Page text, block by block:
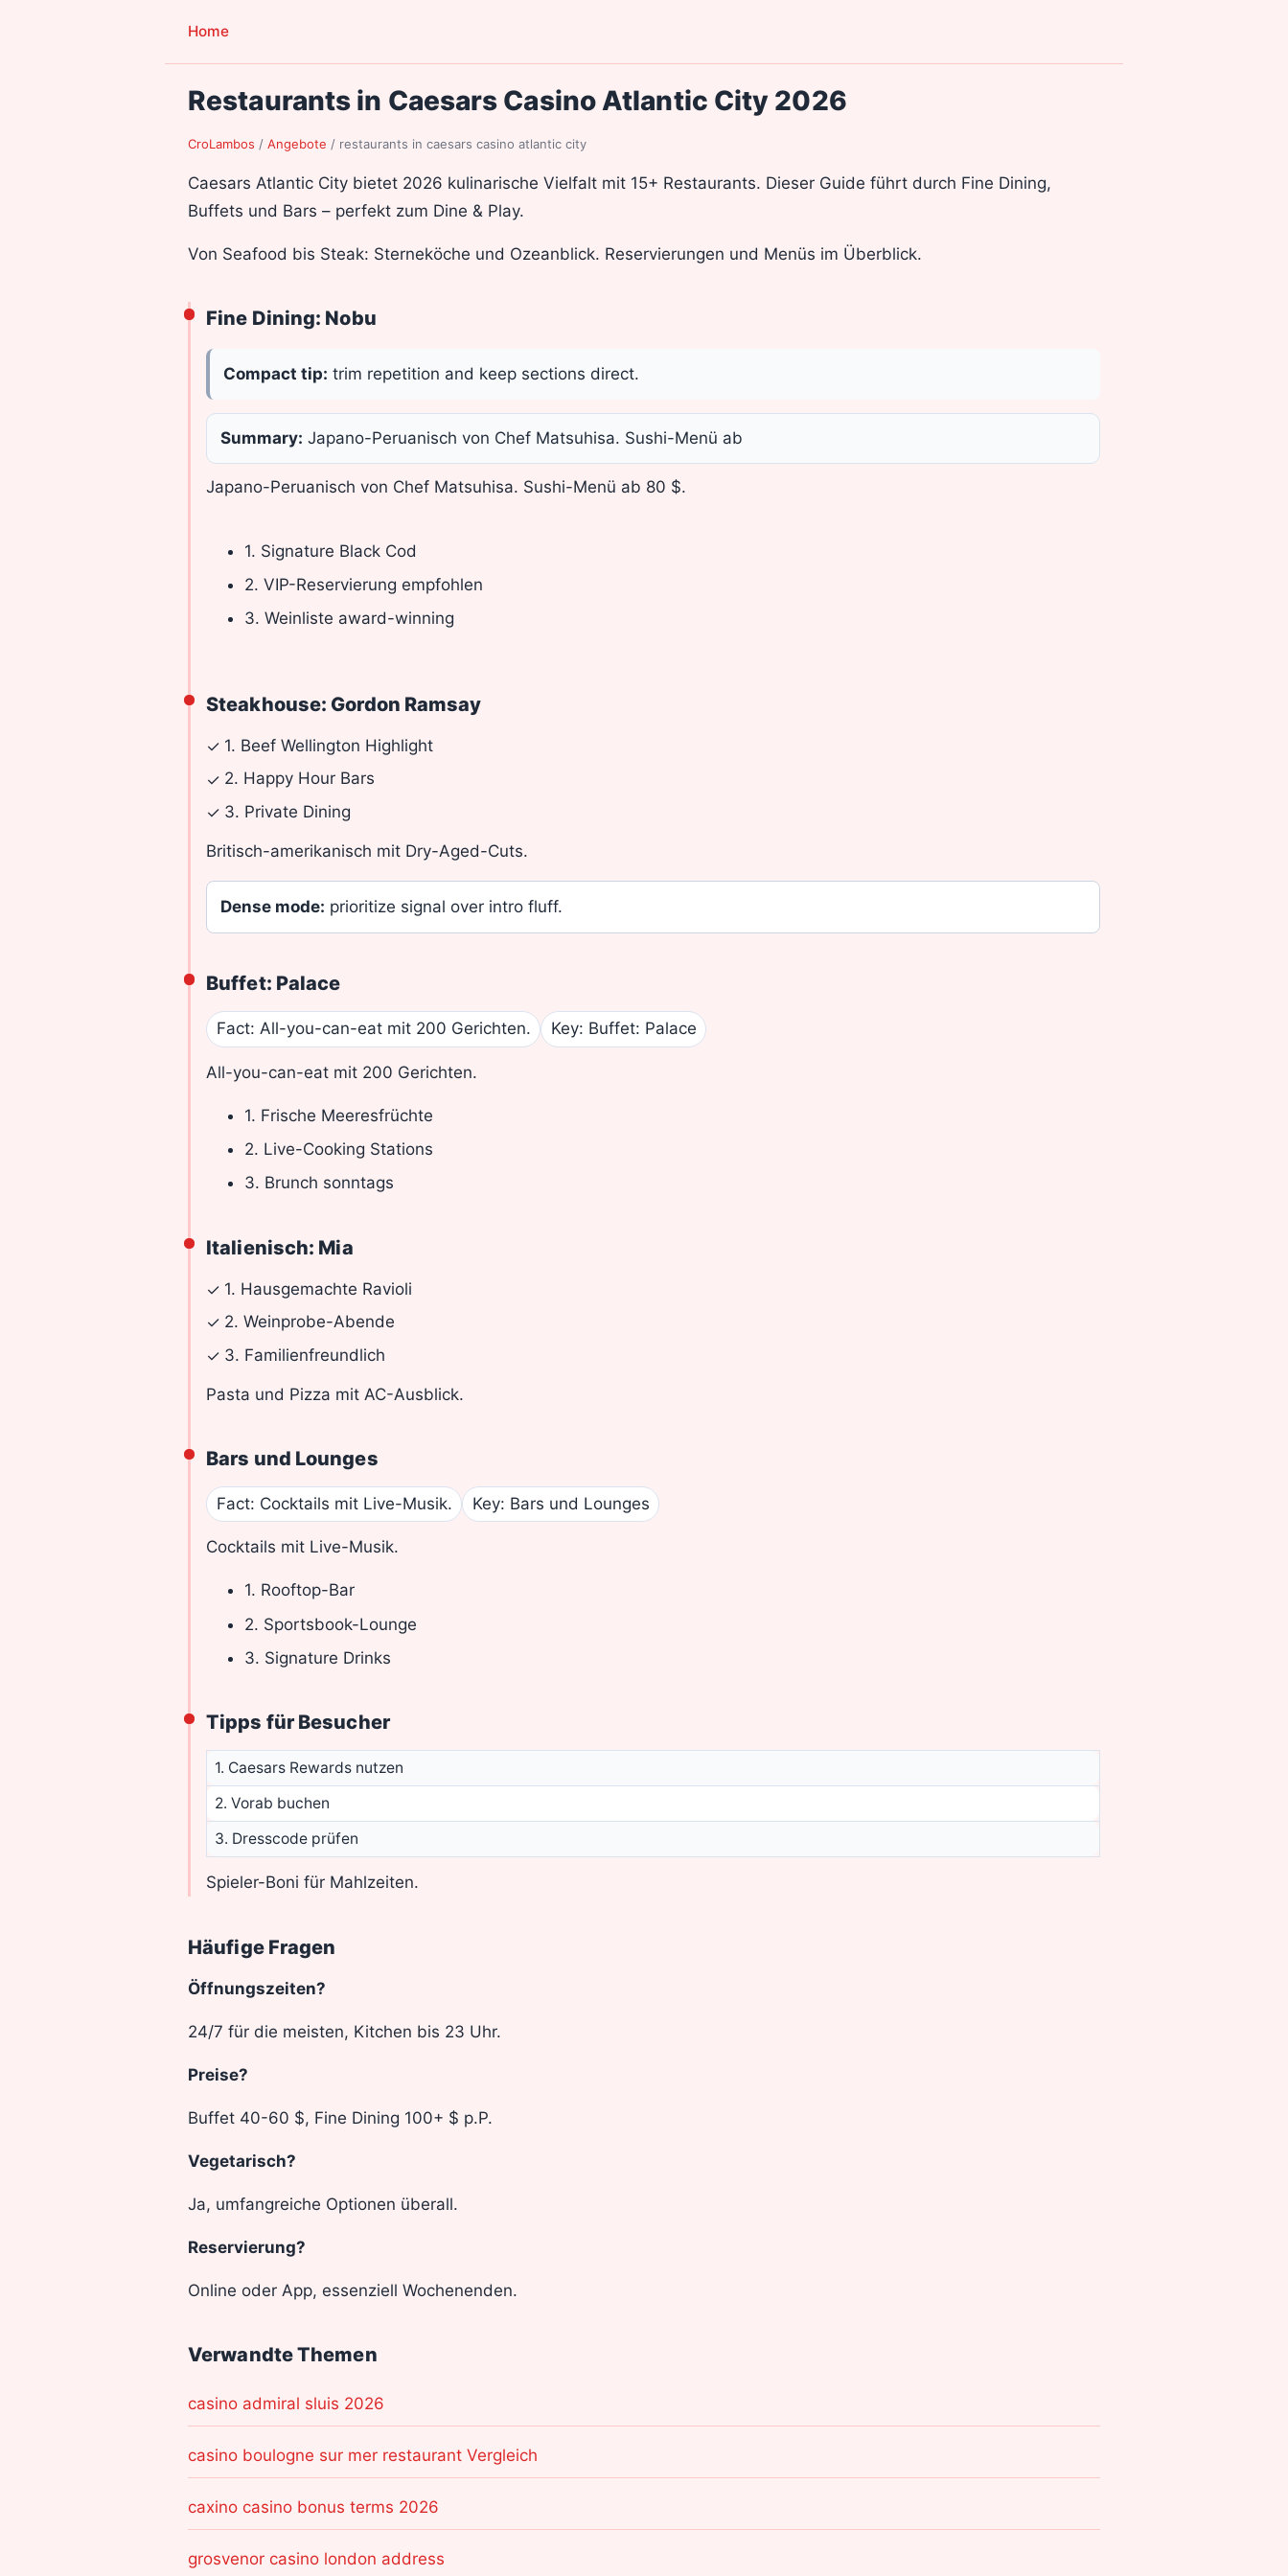
Home
Restaurants in Caesars Casino Atlantic City 2026
CroLambos / Angebote / restaurants in caesars casino atlantic city
Caesars Atlantic City bietet 2026 kulinarische Vielfalt mit 15+ Restaurants. Dieser Guide führt durch Fine Dining,
Buffets und Bars – perfekt zum Dine & Play.
Von Seafood bis Steak: Sterneköche und Ozeanblick. Reservierungen und Menüs im Überblick.
Fine Dining: Nobu
Compact tip: trim repetition and keep sections direct.
Summary: Japano-Peruanisch von Chef Matsuhisa. Sushi-Menü ab
Japano-Peruanisch von Chef Matsuhisa. Sushi-Menü ab 80 $.
1. Signature Black Cod
2. VIP-Reservierung empfohlen
3. Weinliste award-winning
Steakhouse: Gordon Ramsay
✓ 1. Beef Wellington Highlight
✓ 2. Happy Hour Bars
✓ 3. Private Dining
Britisch-amerikanisch mit Dry-Aged-Cuts.
Dense mode: prioritize signal over intro fluff.
Buffet: Palace
Fact: All-you-can-eat mit 200 Gerichten. Key: Buffet: Palace
All-you-can-eat mit 200 Gerichten.
1. Frische Meeresfrüchte
2. Live-Cooking Stations
3. Brunch sonntags
Italienisch: Mia
✓ 1. Hausgemachte Ravioli
✓ 2. Weinprobe-Abende
✓ 3. Familienfreundlich
Pasta und Pizza mit AC-Ausblick.
Bars und Lounges
Fact: Cocktails mit Live-Musik. Key: Bars und Lounges
Cocktails mit Live-Musik.
1. Rooftop-Bar
2. Sportsbook-Lounge
3. Signature Drinks
Tipps für Besucher
1. Caesars Rewards nutzen
2. Vorab buchen
3. Dresscode prüfen
Spieler-Boni für Mahlzeiten.
Häufige Fragen
Öffnungszeiten?
24/7 für die meisten, Kitchen bis 23 Uhr.
Preise?
Buffet 40-60 $, Fine Dining 100+ $ p.P.
Vegetarisch?
Ja, umfangreiche Optionen überall.
Reservierung?
Online oder App, essenziell Wochenenden.
Verwandte Themen
casino admiral sluis 2026
casino boulogne sur mer restaurant Vergleich
caxino casino bonus terms 2026
grosvenor casino london address